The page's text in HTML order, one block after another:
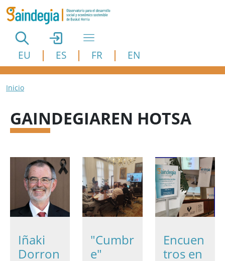
Pasar al contenido principal
EU ES FR EN
Ruta de navegación
Inicio
GAINDEGIAREN HOTSA
Iñaki
Dorron
"Cumbr
e"
Encuen
tros en